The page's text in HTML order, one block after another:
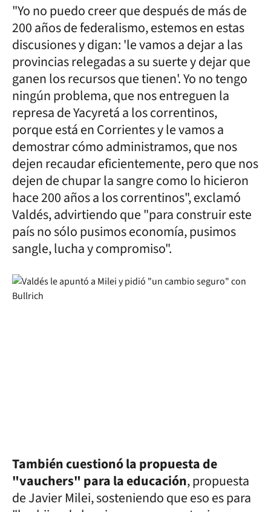
"Yo no puedo creer que después de más de
200 años de federalismo, estemos en estas
discusiones y digan: 'le vamos a dejar a las
provincias relegadas a su suerte y dejar que
ganen los recursos que tienen'. Yo no tengo
ningún problema, que nos entreguen la
represa de Yacyretá a los correntinos,
porque está en Corrientes y le vamos a
demostrar cómo administramos, que nos
dejen recaudar eficientemente, pero que nos
dejen de chupar la sangre como lo hicieron
hace 200 años a los correntinos", exclamó
Valdés, advirtiendo que "para construir este
país no sólo pusimos economía, pusimos
sangle, lucha y compromiso".
También cuestionó la propuesta de
"vauchers" para la educación, propuesta
de Javier Milei, sosteniendo que eso es para